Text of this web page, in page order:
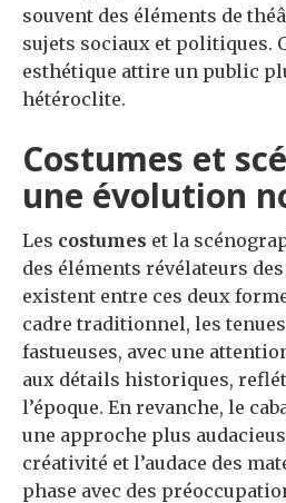
souvent des éléments de
sujets sociaux et politiques.
esthétique attire un public
hétéroclite.
Costumes et
une évolution
Les costumes et la
des éléments révélateurs
existent entre ces deux
cadre traditionnel, les
fastueuses, avec une
aux détails historiques,
l’époque. En revanche, le
une approche plus
créativité et l’audace des
phase avec des